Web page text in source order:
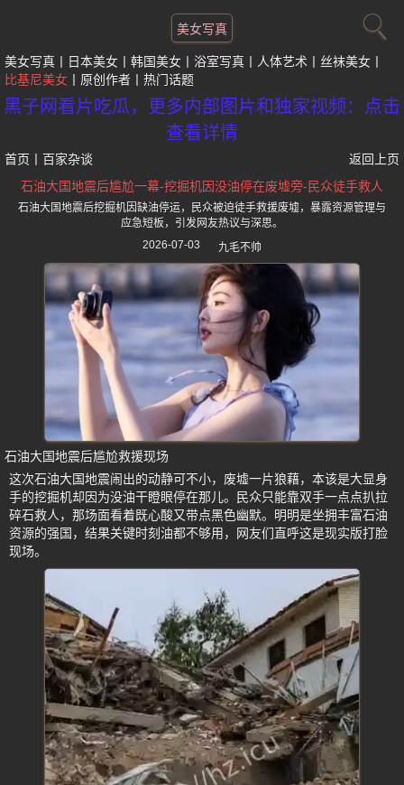
美女写真
美女写真 日本美女 韩国美女 浴室写真 人体艺术
丝袜美女
比基尼美女
原创作者 热门话题
黑子网看片吃瓜，更多内部图片和独家视频：点击
查看详情
首页 百家杂谈
返回上页
石油大国地震后尴尬一幕-挖掘机因没油停在废墟旁-民众徒手救人
石油大国地震后挖掘机因缺油停运，民众被迫徒手救援废墟，暴露资源管理与
应急短板，引发网友热议与深思。
2026-07-03
九毛不帅
石油大国地震后尴尬救援现场
这次石油大国地震闹出的动静可不小，废墟一片狼藉，本该是大显身
手的挖掘机却因为没油干瞪眼停在那儿。民众只能靠双手一点点扒拉
碎石救人，那场面看着既心酸又带点黑色幽默。明明是坐拥丰富石油
资源的强国，结果关键时刻油都不够用，网友们直呼这是现实版打脸
现场。